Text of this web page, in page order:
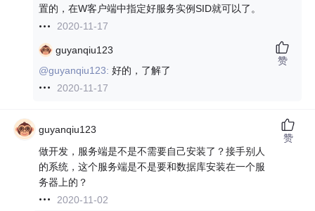
置的，在W客户端中指定好服务实例SID就可以了。
2020-11-17
guyanqiu123
@guyanqiu123:好的，了解了
2020-11-17
赞
guyanqiu123
做开发，服务端是不是不需要自己安装了？接手别人
的系统，这个服务端是不是要和数据库安装在一个服
务器上的？
2020-11-02
赞